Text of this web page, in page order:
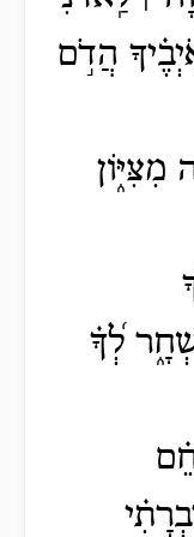
הֲדֹ֣ם
מִצִּיּ֑וֹן
לְ֝ךָ֗